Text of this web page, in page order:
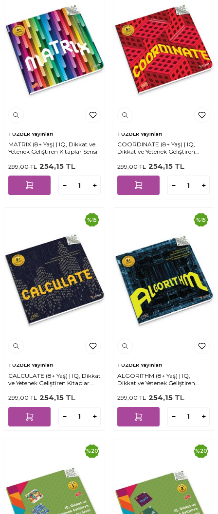
TÜZDER Yayınları
MATRIX (8+ Yaş) | IQ, Dikkat ve
Yetenek Geliştiren Kitaplar Serisi
299,00TL 254,15 TL
TÜZDER Yayınları
COORDINATE (8+ Yaş) | IQ,
Dikkat ve Yetenek Geliştiren
299,00TL 254,15 TL
%15
TÜZDER Yayınları
CALCULATE (8+ Yaş) | IQ, Dikkat
ve Yetenek Geliştiren Kitaplar
299,00TL 254,15 TL
%15
TÜZDER Yayınları
ALGORITHM (8+ Yaş) | IQ,
Dikkat ve Yetenek Geliştiren
299,00TL 254,15 TL
%20 %20